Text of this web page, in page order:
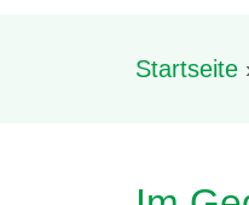
Startseite